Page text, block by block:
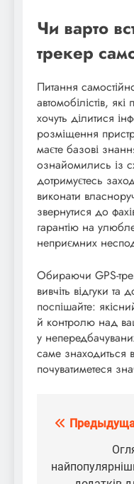
Чи варто
трекер
Питання
автомобілістів,
хочуть ділитися
розміщення
маєте базові
ознайомились із
дотримуєтесь
виконати
звернутися до
гарантію на
неприємних
Обираючи GPS-
вивчіть відгуки та
поспішайте:
й контролю над
у
саме знаходиться
почуватиметеся
записям